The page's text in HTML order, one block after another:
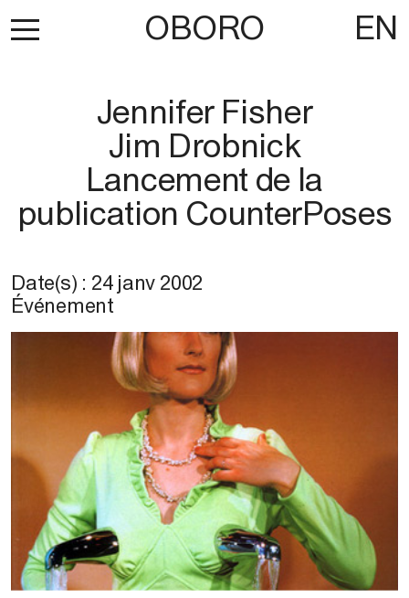
OBORO EN
Jennifer Fisher
Jim Drobnick
Lancement de la
publication CounterPoses
Date(s) : 24 janv 2002
Événement